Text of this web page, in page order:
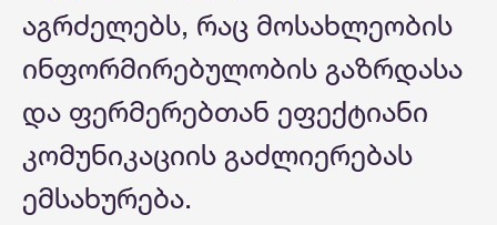
აგრძელებს, რაც მოსახლეობის
ინფორმირებულობის გაზრდასა
და ფერმერებთან ეფექტიანი
კომუნიკაციის გაძლიერებას
ემსახურება.